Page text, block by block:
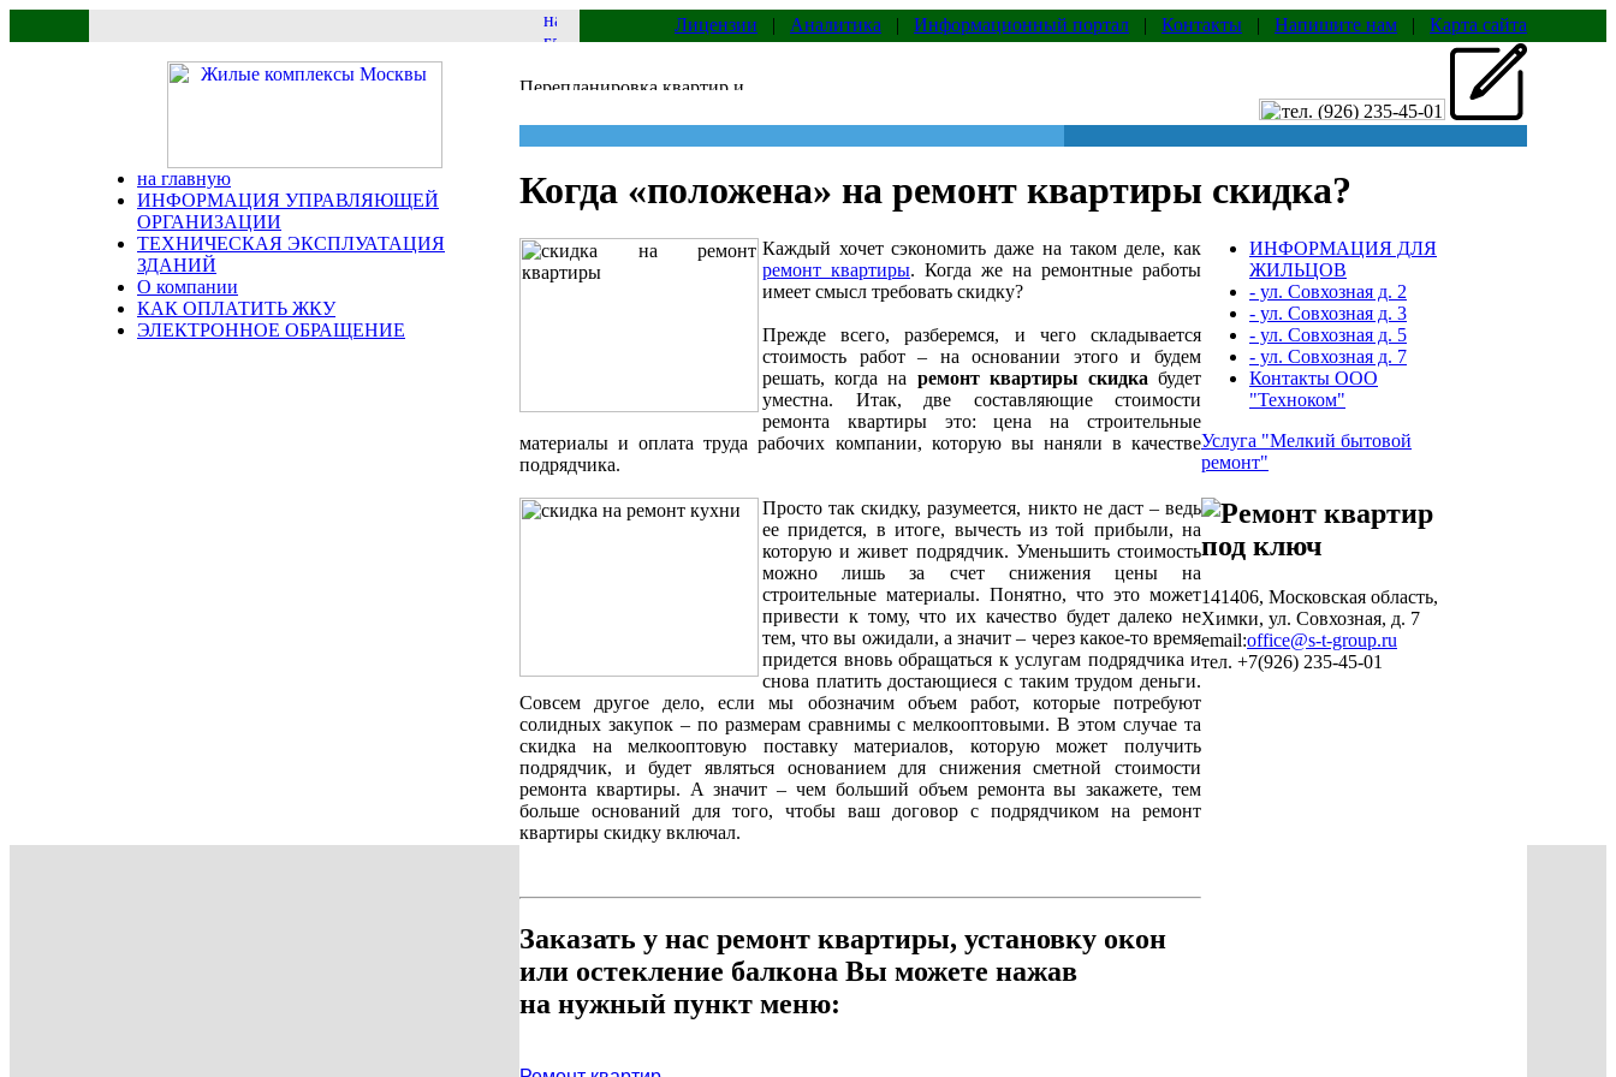
Лицензии | Аналитика | Информационный портал | Контакты | Напишите нам | Карта сайта
на главную
ИНФОРМАЦИЯ УПРАВЛЯЮЩЕЙ
ОРГАНИЗАЦИИ
ТЕХНИЧЕСКАЯ ЭКСПЛУАТАЦИЯ
ЗДАНИЙ
О компании
КАК ОПЛАТИТЬ ЖКУ
ЭЛЕКТРОННОЕ ОБРАЩЕНИЕ
Когда «положена» на ремонт квартиры скидка?
Каждый хочет сэкономить даже на таком деле, как
ремонт квартиры. Когда же на ремонтные работы
имеет смысл требовать скидку?
Прежде всего, разберемся, и чего складывается
стоимость работ – на основании этого и будем
решать, когда на ремонт квартиры скидкабудет
уместна. Итак, две составляющие стоимости
ремонта квартиры это: цена на строительные
материалы и оплата труда рабочих компании, которую вы наняли в качестве
подрядчика.
Просто так скидку, разумеется, никто не даст – ведь
ее придется, в итоге, вычесть из той прибыли, на
которую и живет подрядчик. Уменьшить стоимость
можно лишь за счет снижения цены на
строительные материалы. Понятно, что это может
привести к тому, что их качество будет далеко не
тем, что вы ожидали, а значит – через какое-то время
придется вновь обращаться к услугам подрядчика и
снова платить достающиеся с таким трудом деньги.
Совсем другое дело, если мы обозначим объем работ, которые потребуют
солидных закупок – по размерам сравнимы с мелкооптовыми. В этом случае та
скидка на мелкооптовую поставку материалов, которую может получить
подрядчик, и будет являться основанием для снижения сметной стоимости
ремонта квартиры. А значит – чем больший объем ремонта вы закажете, тем
больше оснований для того, чтобы ваш договор с подрядчиком на ремонт
квартиры скидку включал.
Заказать у нас ремонт квартиры, установку окон
или остекление балкона Вы можете нажав
на нужный пункт меню:
ИНФОРМАЦИЯ ДЛЯ
ЖИЛЬЦОВ
- ул. Совхозная д. 2
- ул. Совхозная д. 3
- ул. Совхозная д. 5
- ул. Совхозная д. 7
Контакты ООО
"Техноком"
Услуга "Мелкий бытовой
ремонт"
141406, Московская область,
Химки, ул. Совхозная, д. 7
email:office@s-t-group.ru
тел. +7(926) 235-45-01